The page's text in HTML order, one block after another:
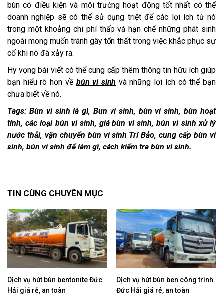
bùn có điều kiện và môi trường hoạt động tốt nhất có thể
doanh nghiệp sẽ có thể sử dụng triệt để các lợi ích từ nó
trong một khoảng chi phí thấp và hạn chế những phát sinh
ngoài mong muốn tránh gây tổn thất trong việc khắc phục sự
cố khi nó đã xảy ra.
Hy vọng bài viết có thể cung cấp thêm thông tin hữu ích giúp
bạn hiểu rõ hơn về bùn vi sinh và những lợi ích có thể bạn
chưa biết về nó.
Tags: Bùn vi sinh là gì, Bun vi sinh, bùn vi sinh, bùn hoạt
tính, các loại bùn vi sinh, giá bùn vi sinh, bùn vi sinh xử lý
nước thải, vận chuyển bùn vi sinh Trí Bảo, cung cấp bùn vi
sinh, bùn vi sinh để làm gì, cách kiểm tra bùn vi sinh.
TIN CÙNG CHUYÊN MỤC
Dịch vụ hút bùn bentonite Đức
Hải giá rẻ, an toàn
Dịch vụ hút bùn ben công trình
Đức Hải giá rẻ, an toàn